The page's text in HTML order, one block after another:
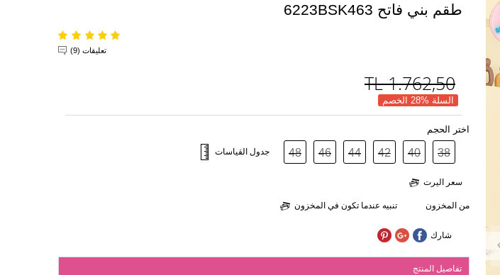
طقم بني فاتح 6223BSK463
تعليقات (9)
1.762,50
TL
السلة %28 الخصم
اختر الحجم
38
40
42
44
46
48 جدول القياسات
سعر اليرت
من المخزون تنبيه عندما تكون في المخزون
شارك
تفاصيل المنتج